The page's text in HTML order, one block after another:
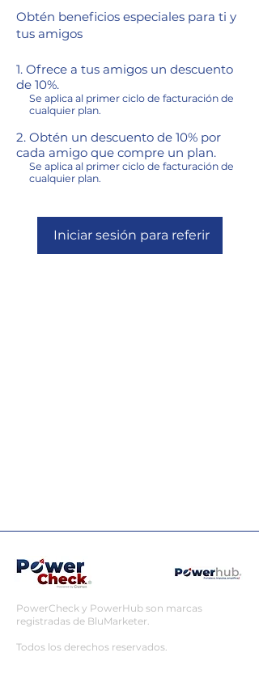
Obtén beneficios especiales para ti y
tus amigos
Ofrece a tus amigos un descuento
de 10%.
Se aplica al primer ciclo de facturación de
cualquier plan.
Obtén un descuento de 10% por
cada amigo que compre un plan.
Se aplica al primer ciclo de facturación de
cualquier plan.
Iniciar sesión para referir
PowerCheck y PowerHub son marcas
registradas de BluMarketer.
Todos los derechos reservados.